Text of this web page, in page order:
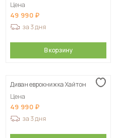
Цена
49 990
за 3 дня
В корзину
Диван еврокнижка Хайтон
Цена
49 990
за 3 дня